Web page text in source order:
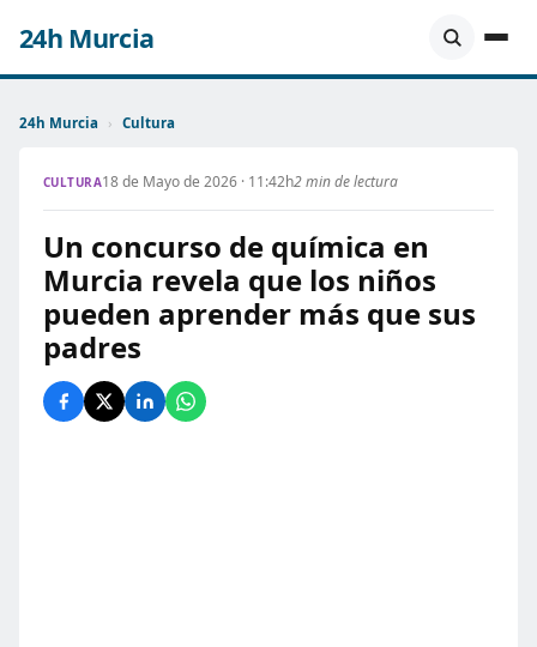
24h Murcia
24h Murcia › Cultura
CULTURA18 de Mayo de 2026 · 11:42h2 min de lectura
Un concurso de química en
Murcia revela que los niños
pueden aprender más que sus
padres